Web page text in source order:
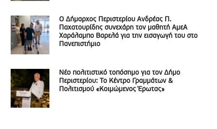
Ο Δήμαρχος Περιστερίου Ανδρέας Π.
Παχατουρίδης συνεχάρη τον μαθητή ΑμεΑ
Χαράλαμπο Βαρελά για την εισαγωγή του στο
Πανεπιστήμιο
Νέο πολιτιστικό τοπόσημο για τον Δήμο
Περιστερίου: Το Κέντρο Γραμμάτων &
Πολιτισμού «Κοιμώμενος Έρωτας»